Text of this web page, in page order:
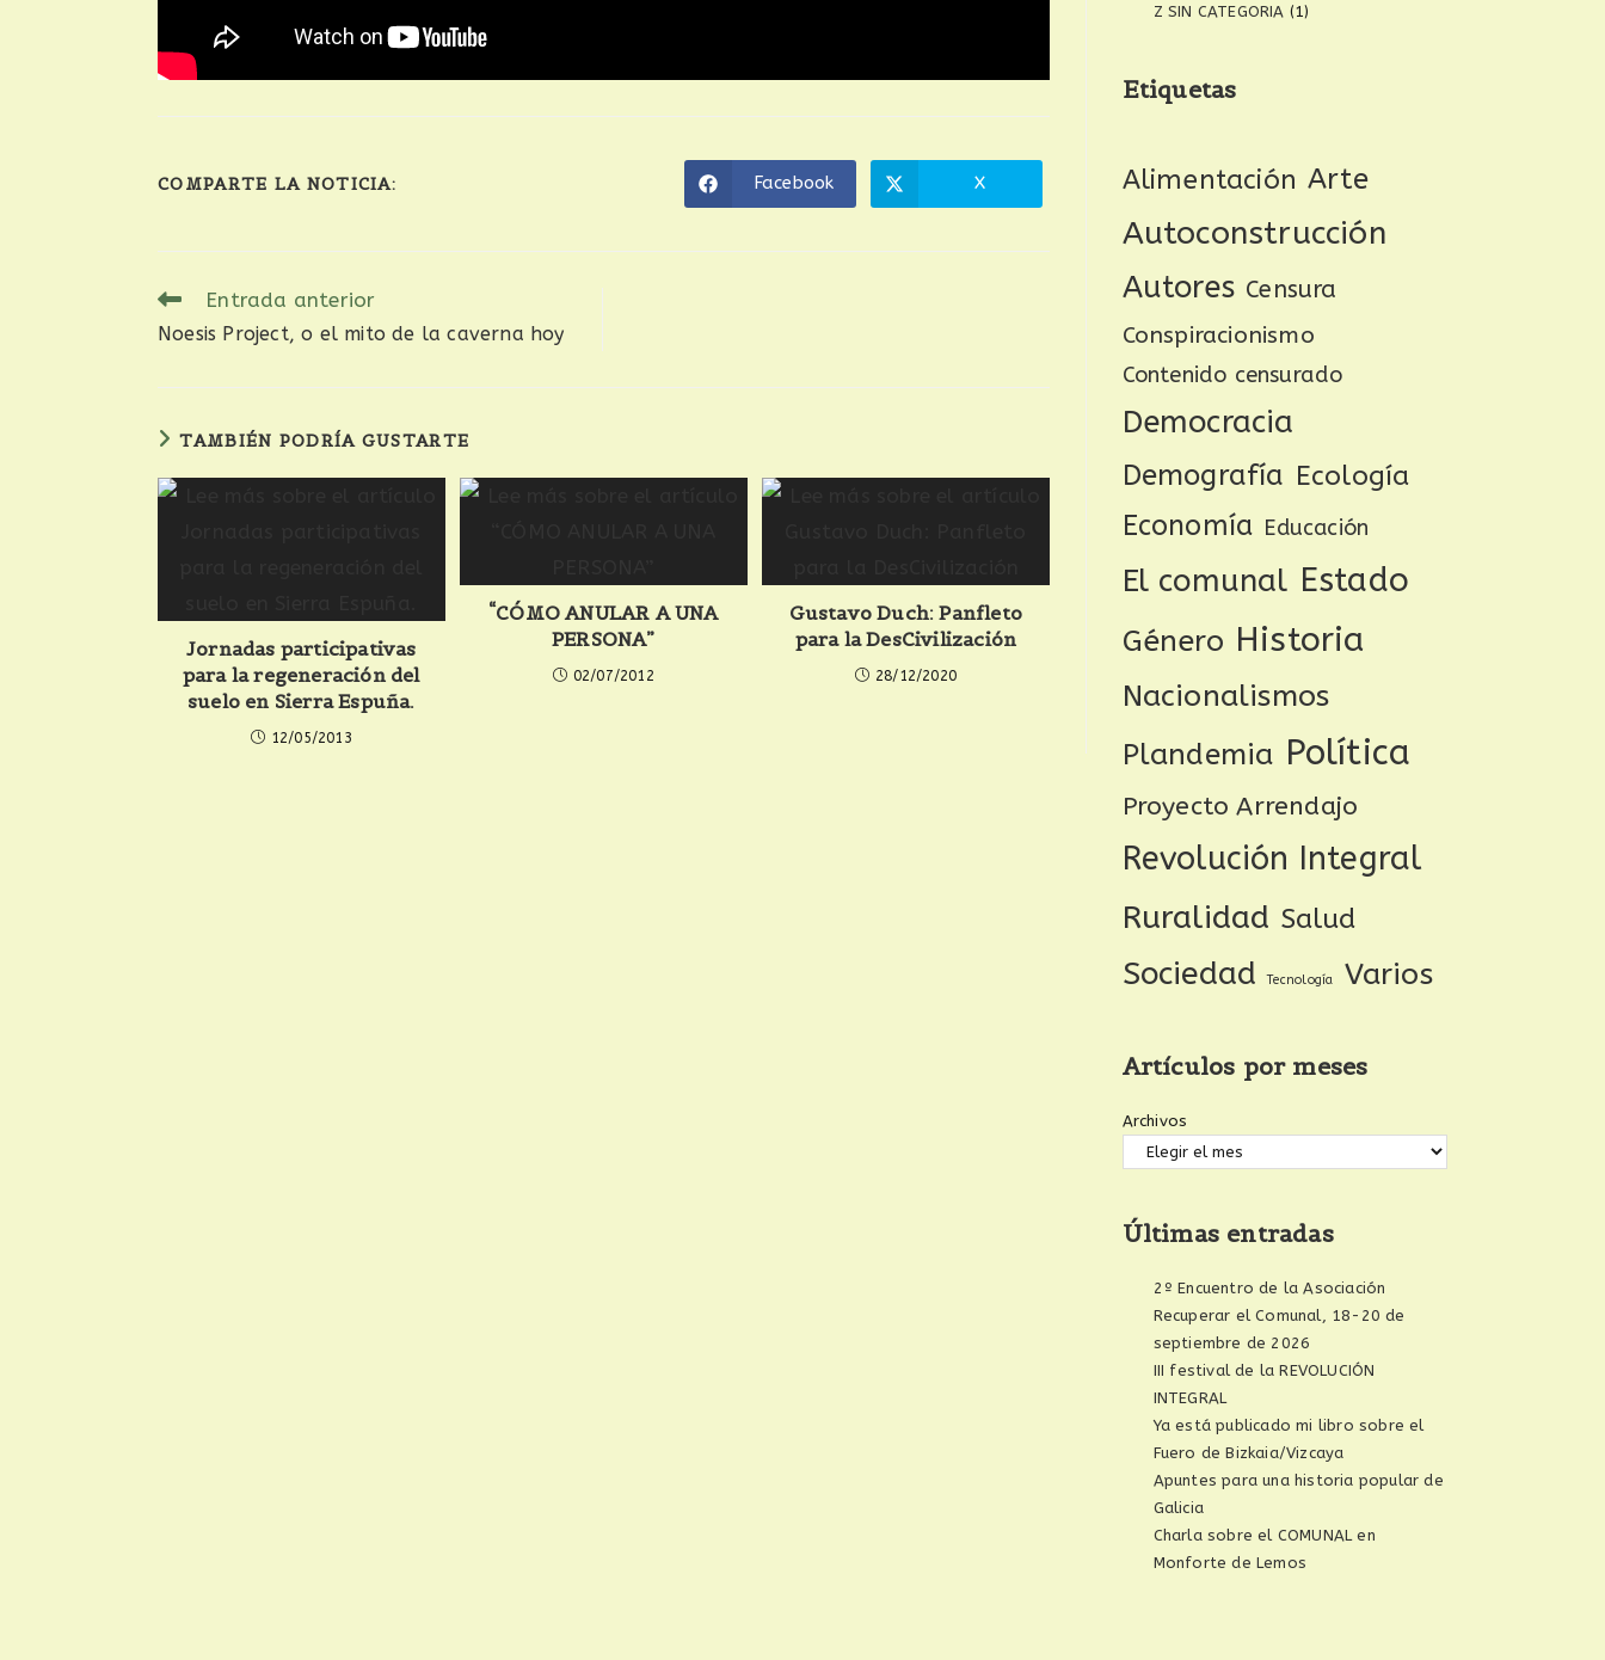
COMPARTE LA NOTICIA: Facebook X
Entrada anterior
Noesis Project, o el mito de la caverna hoy
TAMBIÉN PODRÍA GUSTARTE
Jornadas participativas
para la regeneración del
suelo en Sierra Espuña.
12/05/2013
“CÓMO ANULAR A UNA
PERSONA”
02/07/2012
Gustavo Duch: Panfleto
para la DesCivilización
28/12/2020
Z SIN CATEGORIA (1)
Etiquetas
Alimentación Arte
Autoconstrucción
Autores Censura
Conspiracionismo
Contenido censurado
Democracia
Demografía Ecología
Economía Educación
El comunal Estado
Género Historia
Nacionalismos
Plandemia Política
Proyecto Arrendajo
Revolución Integral
Ruralidad Salud
Sociedad Tecnología Varios
Artículos por meses
Archivos
Últimas entradas
2º Encuentro de la Asociación
Recuperar el Comunal, 18-20 de
septiembre de 2026
III festival de la REVOLUCIÓN
INTEGRAL
Ya está publicado mi libro sobre el
Fuero de Bizkaia/Vizcaya
Apuntes para una historia popular de
Galicia
Charla sobre el COMUNAL en
Monforte de Lemos